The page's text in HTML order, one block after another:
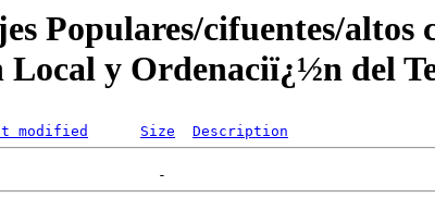
Populares/cifuentes/
y Ordenaciï¿½n del
modified Size Description